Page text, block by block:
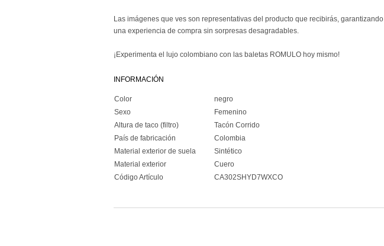
Las imágenes que ves son representativas del producto que recibirás, garantizando
una experiencia de compra sin sorpresas desagradables.
¡Experimenta el lujo colombiano con las baletas ROMULO hoy mismo!
INFORMACIÓN
Color
negro
Sexo
Femenino
Altura de taco (filtro)
Tacón Corrido
País de fabricación
Colombia
Material exterior de suela
Sintético
Material exterior
Cuero
Código Artículo
CA302SHYD7WXCO